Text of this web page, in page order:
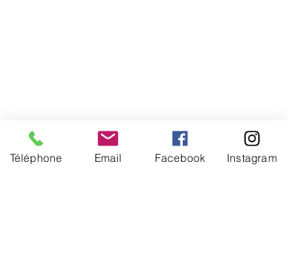
Téléphone Email Facebook Instagram